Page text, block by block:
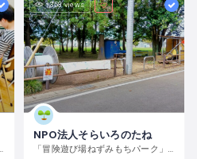
しく面白く！
358 views
NPO法人そらいろのたね
「冒険遊び場ねずみもちパーク」で自分の責任で自由に遊ぼう